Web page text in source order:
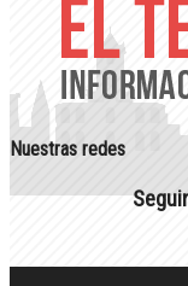
Nuestras redes